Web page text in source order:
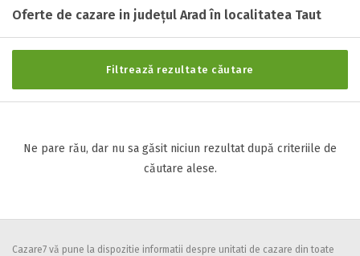
Oferte de cazare in județul Arad în localitatea Taut
Filtrează rezultate căutare
Neclasificat
2 stele / margarete
3 stele / margarete
Ne pare rău, dar nu sa găsit niciun rezultat după criteriile de
căutare alese.
Cazare7 vă pune la dispozitie informatii despre unitati de cazare din toate